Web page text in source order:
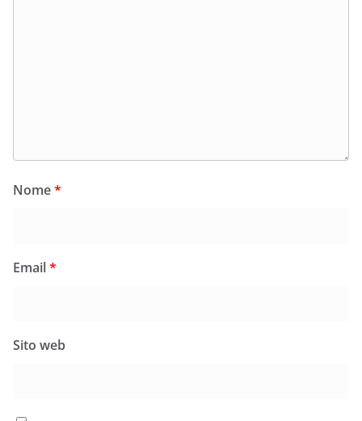
Nome*
Email*
Sito web